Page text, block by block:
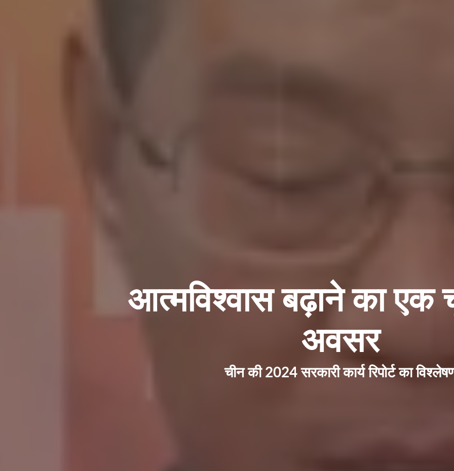
आत्मविश्वास बढ़ाने का
अवसर
चीन की 2024 सरकारी कार्य रिपोर्ट का